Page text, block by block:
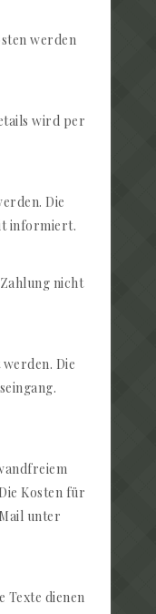
werden
wird per
Die
informiert.
nicht
Die
Kosten für
unter
Texte dienen